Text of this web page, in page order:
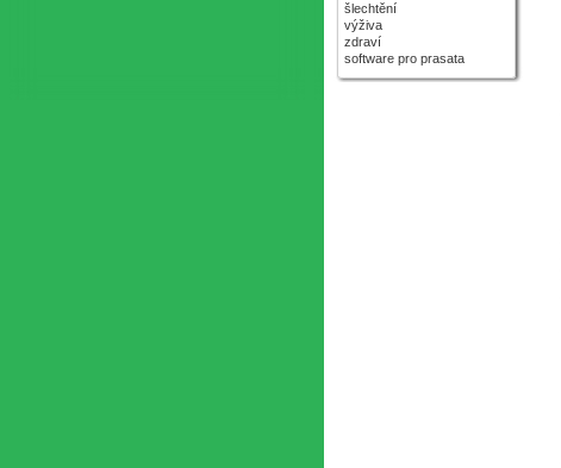
šlechtění
výživa
zdraví
software pro prasata